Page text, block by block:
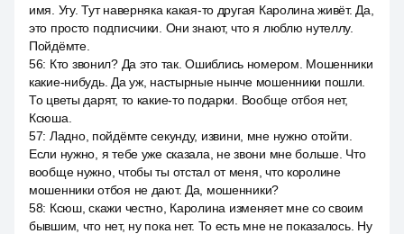
имя. Угу. Тут наверняка какая-то другая Каролина живёт. Да,
это просто подписчики. Они знают, что я люблю нутеллу.
Пойдёмте.
56: Кто звонил? Да это так. Ошиблись номером. Мошенники
какие-нибудь. Да уж, настырные нынче мошенники пошли.
То цветы дарят, то какие-то подарки. Вообще отбоя нет,
Ксюша.
57: Ладно, пойдёмте секунду, извини, мне нужно отойти.
Если нужно, я тебе уже сказала, не звони мне больше. Что
вообще нужно, чтобы ты отстал от меня, что королине
мошенники отбоя не дают. Да, мошенники?
58: Ксюш, скажи честно, Каролина изменяет мне со своим
бывшим, что нет, ну пока нет. То есть мне не показалось. Ну